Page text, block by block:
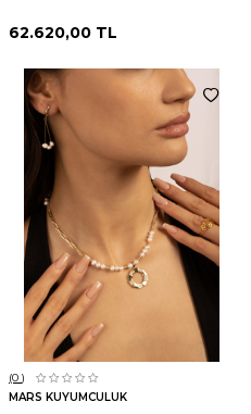
62.620,00 TL
(0 )
MARS KUYUMCULUK